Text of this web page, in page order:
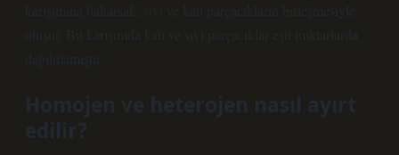
karışımına bakarsak, sıvı ve katı parçacıkların birleşmesiyle
oluşur. Bu karışımda katı ve sıvı parçacıklar eşit miktarlarda
dağılmamıştır.
Homojen ve heterojen nasıl ayırt
edilir?